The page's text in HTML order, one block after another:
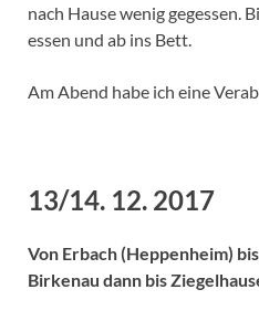
nach Hause wenig gegessen.
essen und ab ins Bett.
Am Abend habe ich eine
13/14. 12. 2017
Von Erbach (Heppenheim)
Birkenau dann bis